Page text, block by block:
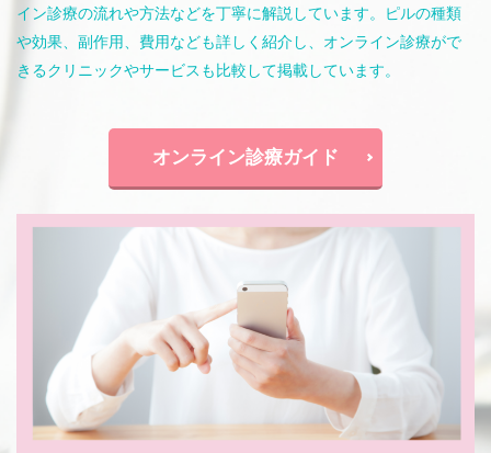
イン診療の流れや方法などを丁寧に解説しています。ピルの種類
や効果、副作用、費用なども詳しく紹介し、オンライン診療がで
きるクリニックやサービスも比較して掲載しています。
オンライン診療ガイド